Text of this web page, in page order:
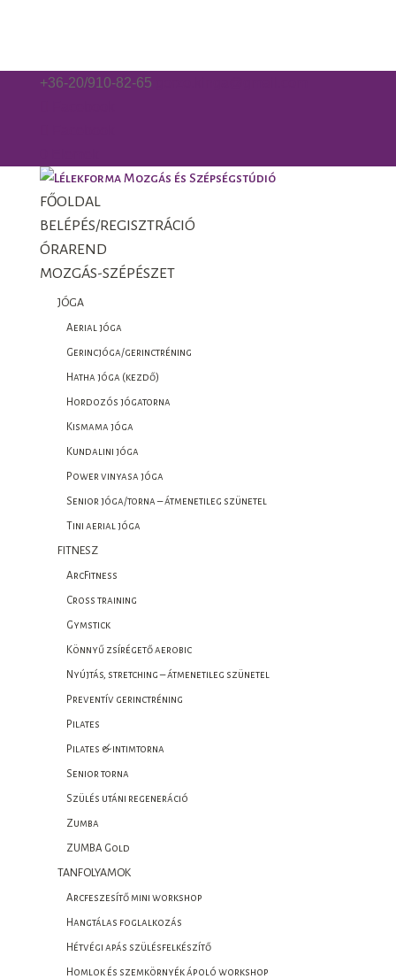
+36-20/910-82-65
FŐOLDAL
BELÉPÉS/REGISZTRÁCIÓ
ÓRAREND
MOZGÁS-SZÉPÉSZET
JÓGA
Aerial jóga
Gerincjóga/gerinctréning
Hatha jóga (kezdő)
Hordozós jógatorna
Kismama jóga
Kundalini jóga
Power vinyasa jóga
Senior jóga/torna – átmenetileg szünetel
Tini aerial jóga
FITNESZ
ArcFitness
Cross training
Gymstick
Könnyű zsírégető aerobic
Nyújtás, stretching – átmenetileg szünetel
Preventív gerinctréning
Pilates
Pilates & intimtorna
Senior torna
Szülés utáni regeneráció
Zumba
ZUMBA Gold
TANFOLYAMOK
Arcfeszesítő mini workshop
Hangtálas foglalkozás
Hétvégi apás szülésfelkészítő
Homlok és szemkörnyék ápoló workshop